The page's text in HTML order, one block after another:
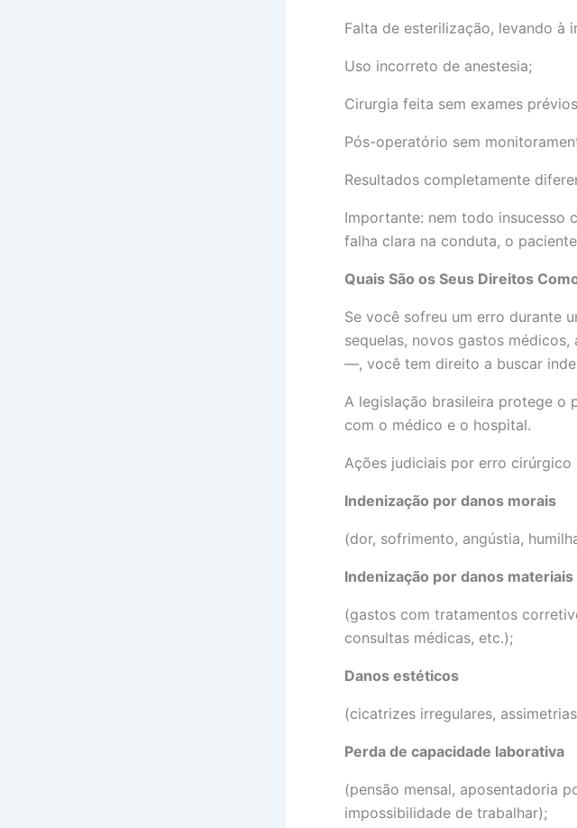
Falta de esterilização, levando à
Uso incorreto de anestesia;
Cirurgia feita sem exames
Pós-operatório sem
Resultados completamente
Importante: nem todo insucesso
falha clara na conduta, o
Quais São os Seus Direitos
Se você sofreu um erro durante
sequelas, novos gastos
—, você tem direito a buscar
A legislação brasileira protege o
com o médico e o hospital.
Ações judiciais por erro cirúrgico
Indenização por danos morais
(dor, sofrimento, angústia,
Indenização por danos materiais
(gastos com tratamentos
consultas médicas, etc.);
Danos estéticos
(cicatrizes irregulares,
Perda de capacidade laborativa
(pensão mensal, aposentadoria
impossibilidade de trabalhar);